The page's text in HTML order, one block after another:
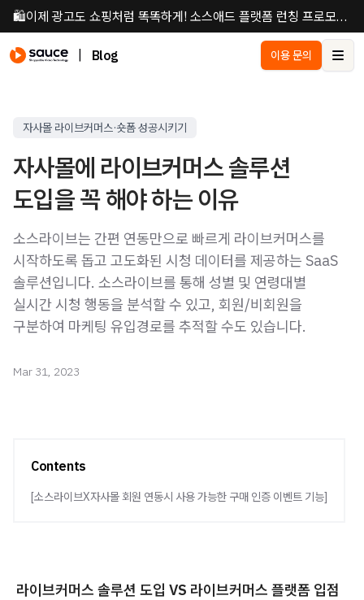
🛍️이제 광고도 쇼핑처럼 똑똑하게! 소스애드 플랫폼 런칭 프로모션 진행 중🛍️
Blog 이용 문의
자사몰 라이브커머스·숏폼 성공시키기
자사몰에 라이브커머스 솔루션
도입을 꼭 해야 하는 이유
소스라이브는 간편 연동만으로 빠르게 라이브커머스를
시작하도록 돕고 고도화된 시청 데이터를 제공하는 SaaS
솔루션입니다. 소스라이브를 통해 성별 및 연령대별
실시간 시청 행동을 분석할 수 있고, 회원/비회원을
구분하여 마케팅 유입경로를 추적할 수도 있습니다.
Mar 31, 2023
Contents
[소스라이브X자사몰 회원 연동시 사용 가능한 구매 인증 이벤트 기능]
라이브커머스 솔루션 도입 VS 라이브커머스 플랫폼 입점